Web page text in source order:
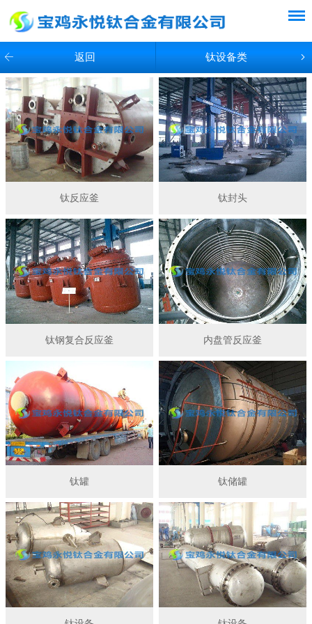
返回 钛设备类
钛反应釜 钛封头
钛钢复合反应釜 内盘管反应釜
钛罐 钛储罐